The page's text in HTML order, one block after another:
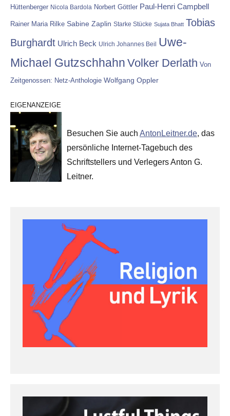
Hüttenberger Nicola Bardola Norbert Göttler Paul-Henri Campbell
Rainer Maria Rilke Sabine Zaplin Starke Stücke Sujata Bhatt Tobias
Burghardt Ulrich Beck Ulrich Johannes Beil Uwe-
Michael Gutzschhahn Volker Derlath Von
Zeitgenossen: Netz-Anthologie Wolfgang Oppler
EIGENANZEIGE
Besuchen Sie auch AntonLeitner.de, das
persönliche Internet-Tagebuch des
Schriftstellers und Verlegers Anton G.
Leitner.